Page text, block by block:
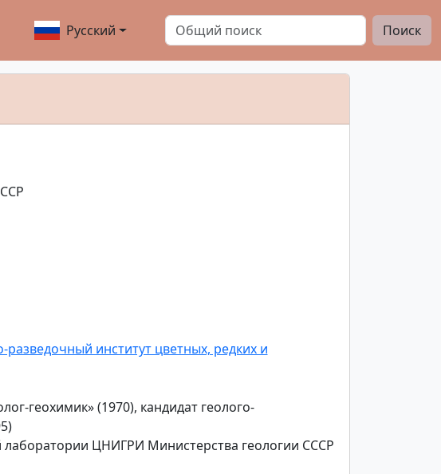
Русский Поиск
институт цветных, редких и
геохимик» (1970), кандидат геолого-
ЦНИГРИ Министерства геологии СССР